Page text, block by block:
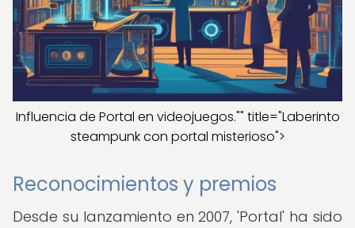
Influencia de Portal en videojuegos."" title="Laberinto
steampunk con portal misterioso">
Reconocimientos y premios
Desde su lanzamiento en 2007, 'Portal' ha sido